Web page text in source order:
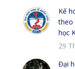
Kế
theo
học
29
Đại